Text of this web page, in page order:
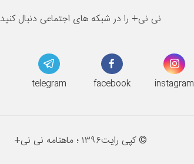
نی نی+ را در شبکه های اجتماعی دنبال کنید
telegram facebook instagram
© کپی رایت۱۳۹۶ ؛ ماهنامه نی نی+